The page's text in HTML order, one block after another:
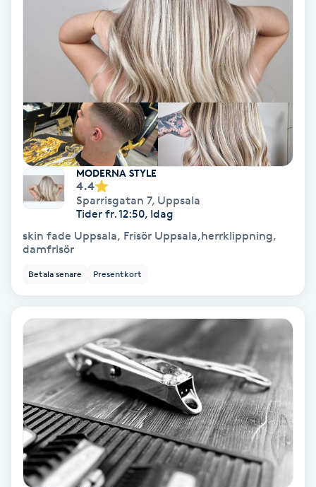
Regndroppsmassage
Reiki massage
Restorative Yoga
Rosacea
Rosenmetoden
Samtalsterapi
Senioryoga
Shiatsu
Singelfransar
MODERNA STYLE
4.4
Sparrisgatan 7, Uppsala
Tider fr. 12:50, Idag
skin fade Uppsala, Frisör Uppsala,herrklippning,
damfrisör
Betala senare Presentkort